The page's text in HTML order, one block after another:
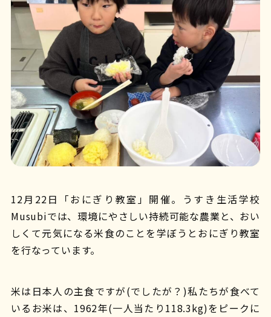
12月22日「おにぎり教室」開催。うすき生活学校
Musubiでは、環境にやさしい持続可能な農業と、おい
しくて元気になる米食のことを学ぼうとおにぎり教室
を行なっています。
米は日本人の主食ですが(でしたが？)私たちが食べて
いるお米は、1962年(一人当たり118.3kg)をピークに